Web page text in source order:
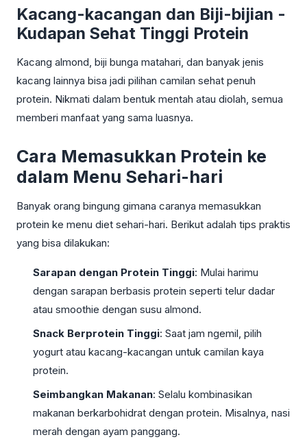
Kacang-kacangan dan Biji-bijian -
Kudapan Sehat Tinggi Protein
Kacang almond, biji bunga matahari, dan banyak jenis
kacang lainnya bisa jadi pilihan camilan sehat penuh
protein. Nikmati dalam bentuk mentah atau diolah, semua
memberi manfaat yang sama luasnya.
Cara Memasukkan Protein ke
dalam Menu Sehari-hari
Banyak orang bingung gimana caranya memasukkan
protein ke menu diet sehari-hari. Berikut adalah tips praktis
yang bisa dilakukan:
Sarapan dengan Protein Tinggi: Mulai harimu
dengan sarapan berbasis protein seperti telur dadar
atau smoothie dengan susu almond.
Snack Berprotein Tinggi: Saat jam ngemil, pilih
yogurt atau kacang-kacangan untuk camilan kaya
protein.
Seimbangkan Makanan: Selalu kombinasikan
makanan berkarbohidrat dengan protein. Misalnya, nasi
merah dengan ayam panggang.